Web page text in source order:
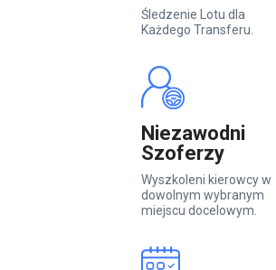
Śledzenie Lotu dla
Każdego Transferu.
Niezawodni
Szoferzy
Wyszkoleni kierowcy w
dowolnym wybranym
miejscu docelowym.